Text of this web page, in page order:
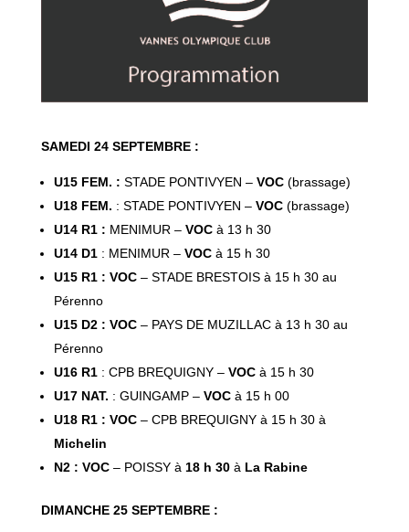
SAMEDI 24 SEPTEMBRE :
U15 FEM. : STADE PONTIVYEN – VOC(brassage)
U18 FEM. : STADE PONTIVYEN – VOC(brassage)
U14 R1 : MENIMUR – VOCà 13 h 30
U14 D1: MENIMUR – VOCà 15 h 30
U15 R1 : VOC– STADE BRESTOIS à 15 h 30 au
Pérenno
U15 D2 : VOC– PAYS DE MUZILLAC à 13 h 30 au
Pérenno
U16 R1: CPB BREQUIGNY – VOCà 15 h 30
U17 NAT. : GUINGAMP – VOCà 15 h 00
U18 R1 : VOC– CPB BREQUIGNY à 15 h 30 à
Michelin
N2 : VOC– POISSY à 18 h 30à La Rabine
DIMANCHE 25 SEPTEMBRE :